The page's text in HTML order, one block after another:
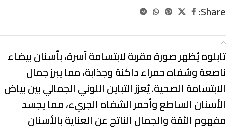
Share:
تابلوه يُظهر صورة مقربة لابتسامة آسرة، بأسنان بيضاء
ناصعة وشفاه حمراء داكنة وجذابة، مما يبرز جمال
الابتسامة الصحية. يُعزز التباين اللوني الجمالي بين بياض
الأسنان الساطع وأحمر الشفاه الجريء، مما يجسد
مفهوم الثقة والجمال الناتج عن العناية بالأسنان